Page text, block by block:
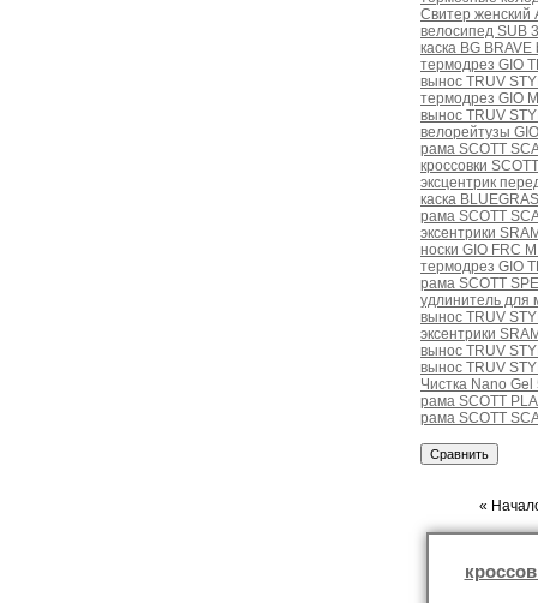
Свитер женский
велосипед SUB
каска BG
термодрез GIO
вынос TRUV
термодрез GIO
вынос TRUV
велорейтузы
рама SCOTT
кроссовки
эксцентрик
каска
рама SCOTT
эксентрики
носки GIO FRC
термодрез GIO
рама SCOTT
удлинитель для
вынос TRUV
эксентрики
вынос TRUV
вынос TRUV
Чистка Nano
рама SCOTT
рама SCOTT
«